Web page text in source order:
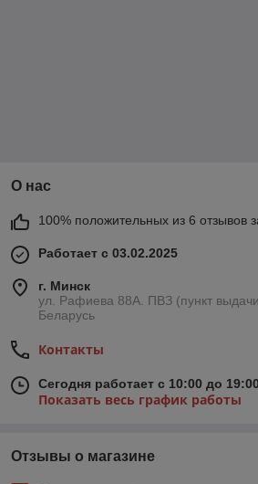
О нас
100% положительных из 6 отзывов
Работает с 03.02.2025
г. Минск
ул. Рафиева 88А. ПВЗ (пункт
Беларусь
Контакты
Сегодня работает с 10:00 до 19:00
Показать весь график работы
Отзывы о магазине